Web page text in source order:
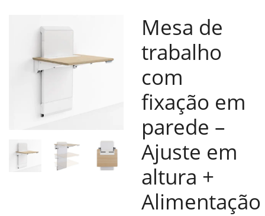
Mesa de
trabalho
com
fixação em
parede –
Ajuste em
altura +
Alimentação